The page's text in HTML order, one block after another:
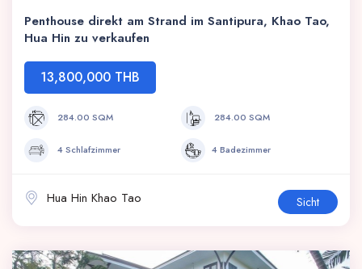
Penthouse direkt am Strand im Santipura, Khao Tao,
Hua Hin zu verkaufen
13,800,000 THB
284.00 SQM 284.00 SQM
4 Schlafzimmer 4 Badezimmer
Hua Hin Khao Tao Sicht